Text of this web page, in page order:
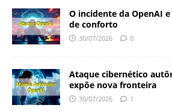
O incidente da OpenAI
de conforto
30/07/2026 0
Ataque cibernético
expõe nova fronteira
30/07/2026 1